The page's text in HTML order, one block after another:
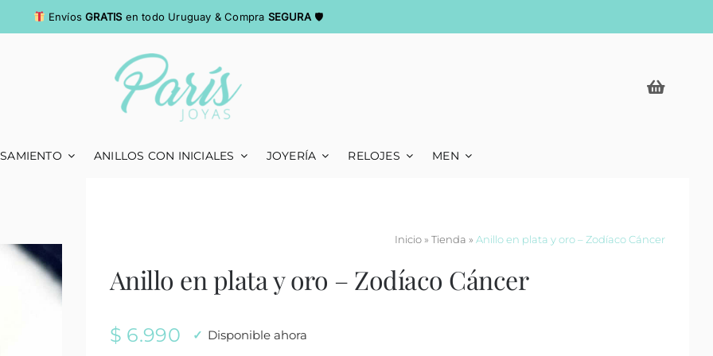
EnvíosGRATIS en todo Uruguay & Compra SEGURA🛡
ANILLOS CON INICIALES JOYERÍA RELOJES MEN
Inicio» Tienda » Anillo en plata y oro – Zodíaco Cáncer
Anillo en plata y oro – Zodíaco Cáncer
$ 6.990 Disponible ahora